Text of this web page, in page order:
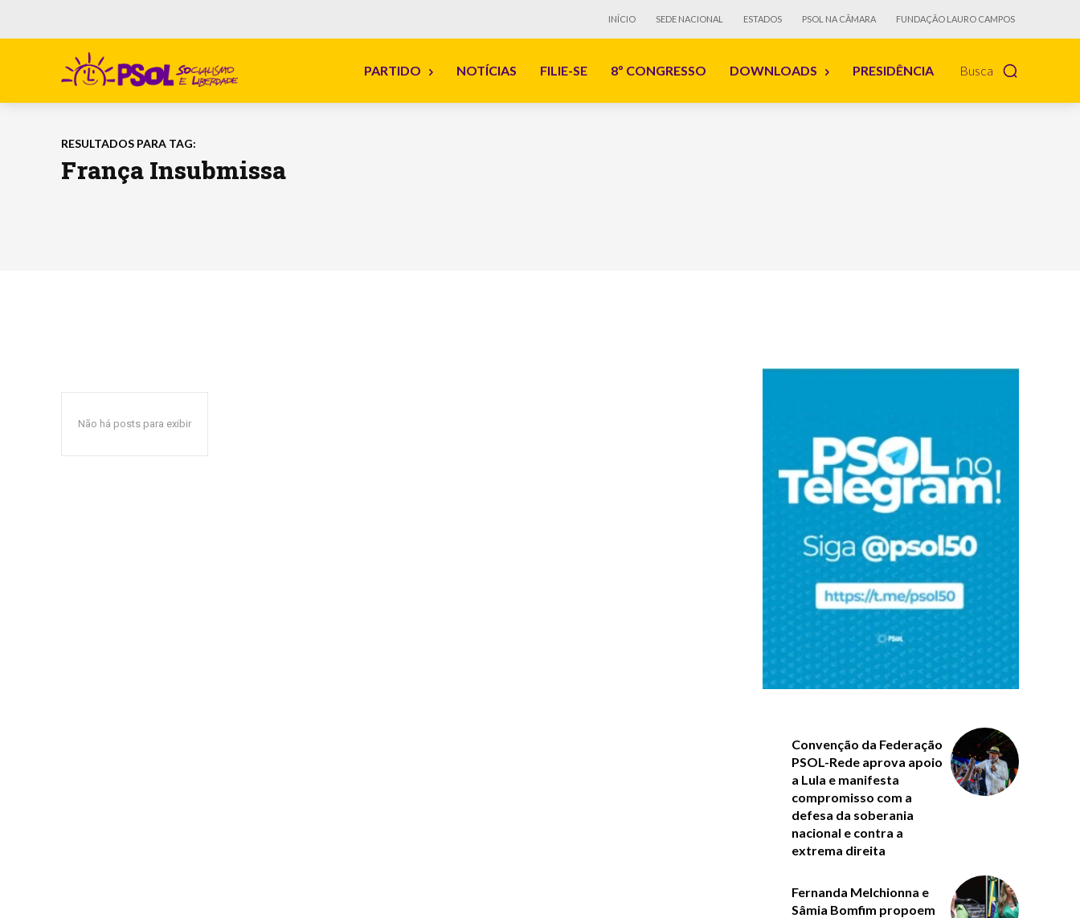
INÍCIO SEDE NACIONAL ESTADOS PSOL NA CÂMARA FUNDAÇÃO LAURO CAMPOS
Busca
PARTIDO NOTÍCIAS FILIE-SE 8º CONGRESSO DOWNLOADS PRESIDÊNCIA
RESULTADOS PARA TAG:
França Insubmissa
Não há posts para exibir
Convenção da Federação
PSOL-Rede aprova apoio
a Lula e manifesta
compromisso com a
defesa da soberania
nacional e contra a
extrema direita
Fernanda Melchionna e
Sâmia Bomfim propoem